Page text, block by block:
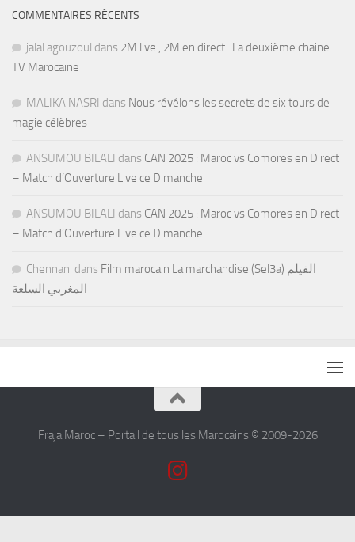
COMMENTAIRES RÉCENTS
jalal agouzoul dans 2M live , 2M en direct : La deuxième chaine
TV Marocaine
MALIKA NASRI dans Nous révélons les secrets de six tours de
magie célèbres
ANSUMOU BILALI dans CAN 2025 : Maroc vs Comores en Direct
– Match d’Ouverture Live ce Dimanche
ANSUMOU BILALI dans CAN 2025 : Maroc vs Comores en Direct
– Match d’Ouverture Live ce Dimanche
Chennani dans Film marocain La marchandise (Sel3a) الفيلم
المغربي السلعة
Fraja Maroc – Portail de tous les Marocains © 2009-2026